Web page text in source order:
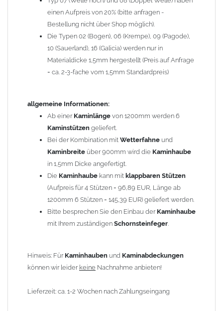
angefertigt - keine Rücknahme möglich!
Zum Bild vergößern, bitte auf das Bild klicken!
einen Aufpreis von 20% (bitte anfragen -
Bestellung nicht über Shop möglich).
Die Typen 02 (Bogen), 06 (Krempe), 09 (Pagode),
10 (Sauerland), 16 (Galicia) werden nur in
Materialdicke 1,5mm hergestellt (Preis auf Anfrage
= ca. 2-3-fache vom 1,5mm Standardpreis)
allgemeine Informationen:
Ab einer Kaminlänge von 1200mm werden 6
Kaminstützen geliefert.
Bei der Kombination mit Wetterfahne und
Kaminbreite über 900mm wird die Kaminhaube
in 1,5mm Dicke angefertigt.
Die Kaminhaube kann mit klappbaren Stützen
(Aufpreis für 4 Stützen = 96,89 EUR, Länge ab
1200mm 6 Stützen = 145,39 EUR) geliefert werden.
Bitte besprechen Sie den Einbau der Kaminhaube
mit Ihrem zuständigen Schornsteinfeger.
Hinweis: Für Kaminhauben und Kaminabdeckungen
können wir leider keine Nachnahme anbieten!
Lieferzeit: ca. 1-2 Wochen nach Zahlungseingang